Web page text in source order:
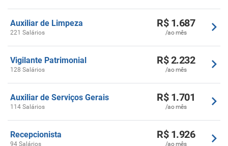
Auxiliar de Limpeza
221 Salários
R$ 1.687
/ao mês
Vigilante Patrimonial
128 Salários
R$ 2.232
/ao mês
Auxiliar de Serviços Gerais
114 Salários
R$ 1.701
/ao mês
Recepcionista
94 Salários
R$ 1.926
/ao mês